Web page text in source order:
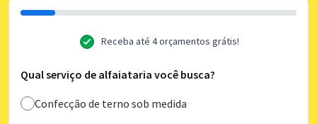
Receba até 4 orçamentos grátis!
Qual serviço de alfaiataria você busca?
Confecção de terno sob medida